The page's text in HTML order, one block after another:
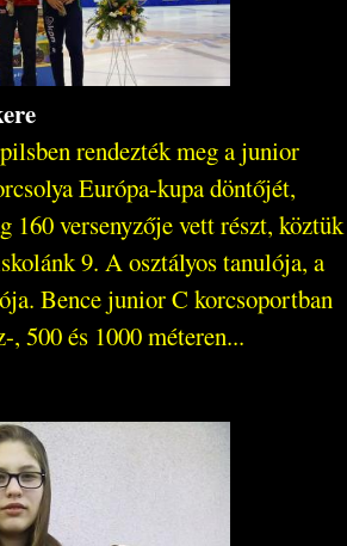
rendezték meg a junior
Európa-kupa döntőjét,
160 versenyzője vett részt, köztük
9. A osztályos tanulója, a
Bence junior C korcsoportban
, 500 és 1000 méteren...